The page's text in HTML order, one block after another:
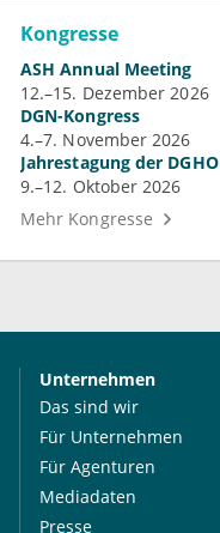
Kongresse
ASH Annual Meeting
12.–15. Dezember 2026
DGN-Kongress
4.–7. November 2026
Jahrestagung der DGHO
9.–12. Oktober 2026
Mehr Kongresse
Unternehmen
Das sind wir
Für Unternehmen
Für Agenturen
Mediadaten
Presse